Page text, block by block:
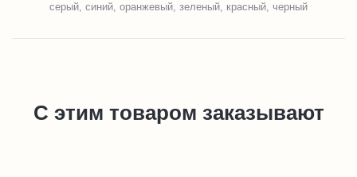
серый, синий, оранжевый, зеленый, красный, черный
С этим товаром заказывают